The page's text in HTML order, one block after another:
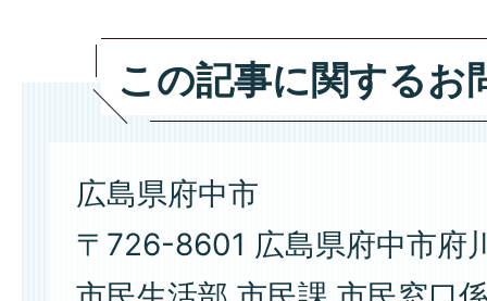
この記事に関するお
広島県府中市
〒726-8601 広島県府中市府